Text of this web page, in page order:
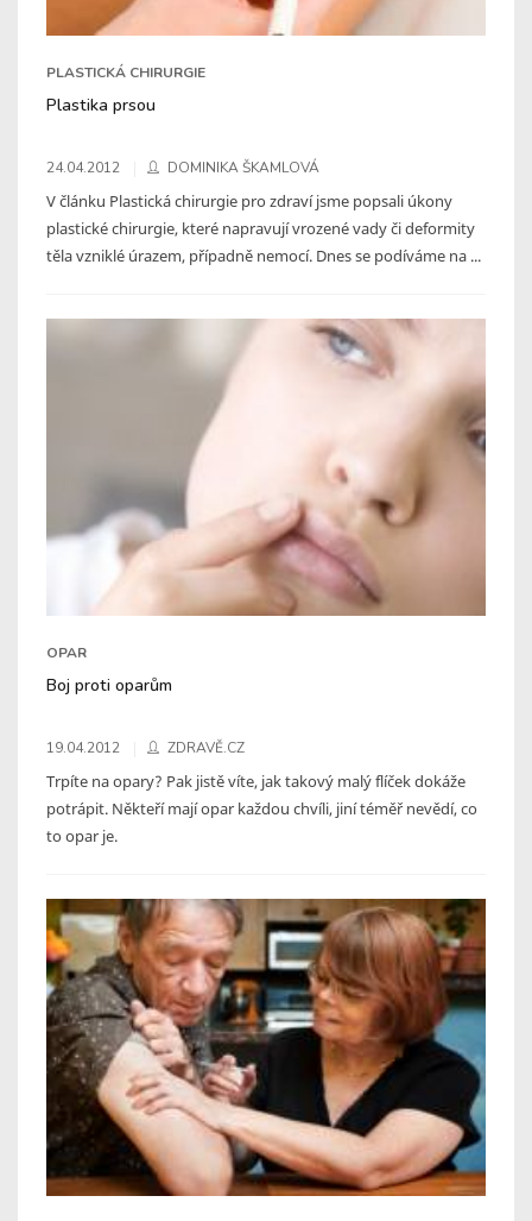
PLASTICKÁ CHIRURGIE
Plastika prsou
24.04.2012 DOMINIKA ŠKAMLOVÁ
V článku Plastická chirurgie pro zdraví jsme popsali úkony
plastické chirurgie, které napravují vrozené vady či deformity
těla vzniklé úrazem, případně nemocí. Dnes se podíváme na ...
OPAR
Boj proti oparům
19.04.2012 ZDRAVĚ.CZ
Trpíte na opary? Pak jistě víte, jak takový malý flíček dokáže
potrápit. Někteří mají opar každou chvíli, jiní téměř nevědí, co
to opar je.